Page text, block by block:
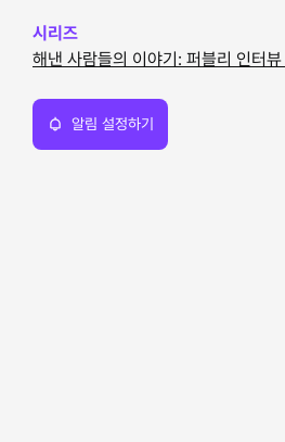
시리즈
해낸 사람들의 이야기: 퍼블리 인터뷰
알림 설정하기